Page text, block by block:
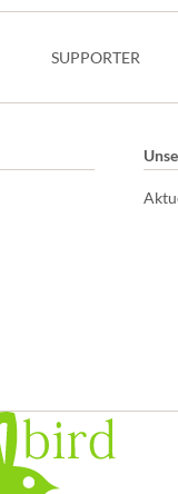
SUPPORTER